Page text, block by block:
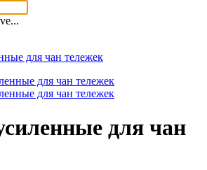
для чан тележек
для чан